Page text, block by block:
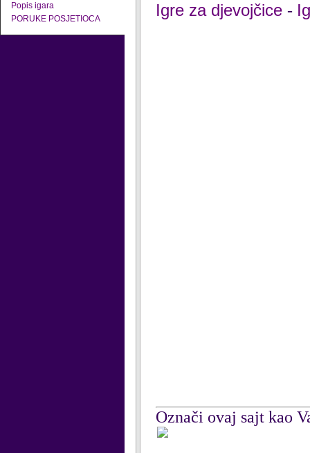
Popis igara
PORUKE POSJETIOCA
Igre za djevojčice -
Označi ovaj sajt kao